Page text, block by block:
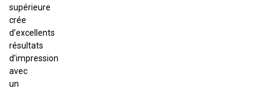
supérieure
crée
d’excellents
résultats
d’impression
avec
un